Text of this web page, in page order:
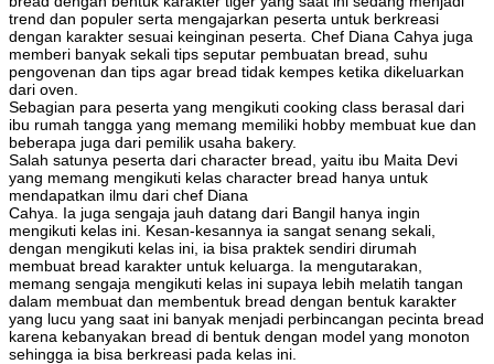
trend dan populer serta mengajarkan peserta untuk berkreasi
dengan karakter sesuai keinginan peserta. Chef Diana Cahya juga
memberi banyak sekali tips seputar pembuatan bread, suhu
pengovenan dan tips agar bread tidak kempes ketika dikeluarkan
dari oven.
Sebagian para peserta yang mengikuti cooking class berasal dari
ibu rumah tangga yang memang memiliki hobby membuat kue dan
beberapa juga dari pemilik usaha bakery.
Salah satunya peserta dari character bread, yaitu ibu Maita Devi
yang memang mengikuti kelas character bread hanya untuk
mendapatkan ilmu dari chef Diana
Cahya. Ia juga sengaja jauh datang dari Bangil hanya ingin
mengikuti kelas ini. Kesan-kesannya ia sangat senang sekali,
dengan mengikuti kelas ini, ia bisa praktek sendiri dirumah
membuat bread karakter untuk keluarga. Ia mengutarakan,
memang sengaja mengikuti kelas ini supaya lebih melatih tangan
dalam membuat dan membentuk bread dengan bentuk karakter
yang lucu yang saat ini banyak menjadi perbincangan pecinta bread
karena kebanyakan bread di bentuk dengan model yang monoton
sehingga ia bisa berkreasi pada kelas ini.